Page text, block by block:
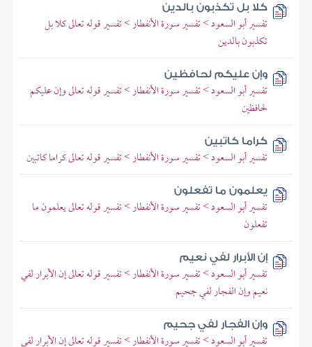
كلا بل تكذبون بالدين
تفسير أبو السعود > تفسير سورة الأنفطار > تفسير قوله تعالى كلا بل
تكذبون بالدين
وإن عليكم لحافظين
تفسير أبو السعود > تفسير سورة الأنفطار > تفسير قوله تعالى وإن عليكم
لحافظين
كراما كاتبين
تفسير أبو السعود > تفسير سورة الأنفطار > تفسير قوله تعالى كراما كاتبين
يعلمون ما تفعلون
تفسير أبو السعود > تفسير سورة الأنفطار > تفسير قوله تعالى يعلمون ما
تفعلون
إن الأبرار لفي نعيم
تفسير أبو السعود > تفسير سورة الأنفطار > تفسير قوله تعالى إن الأبرار لفي
نعيم وإن الفجار لفي جحيم
وإن الفجار لفي جحيم
تفسير أبو السعود > تفسير سورة الأنفطار > تفسير قوله تعالى إن الأبرار لفي